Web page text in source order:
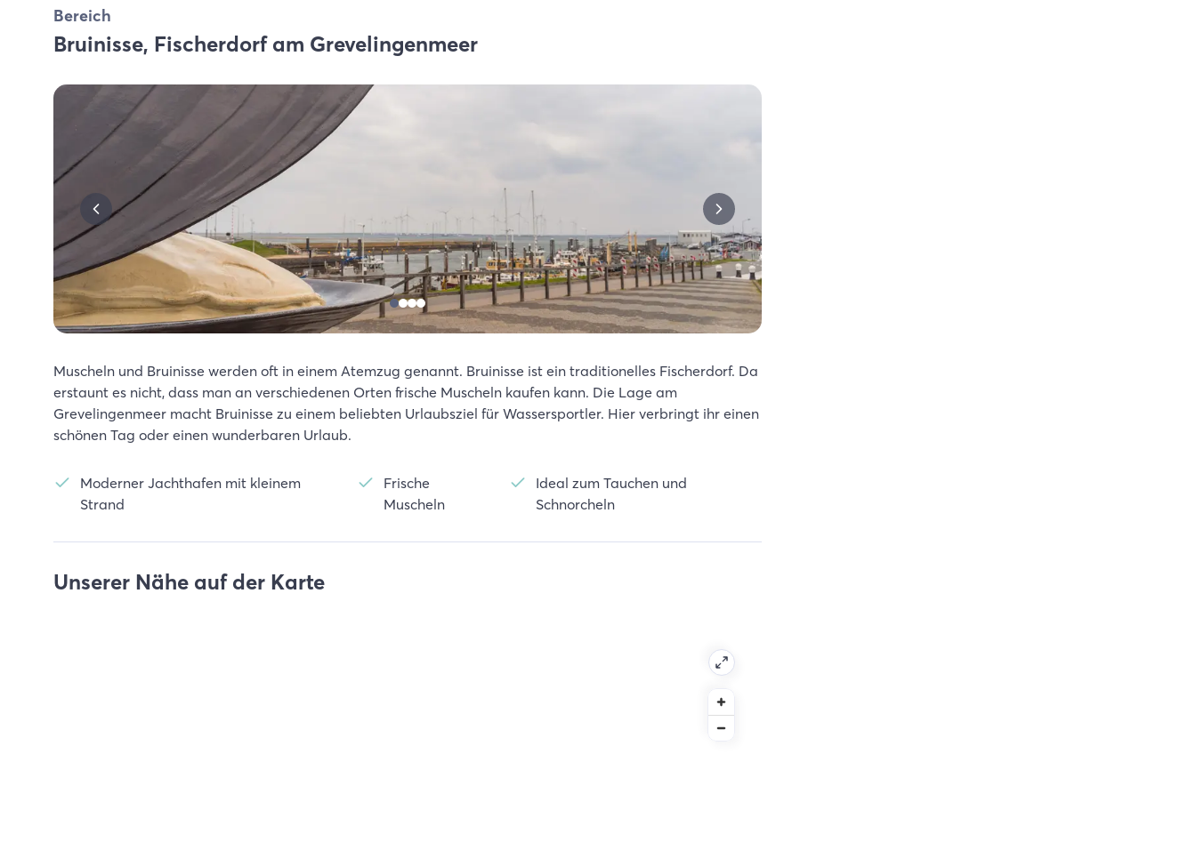
Bereich
Bruinisse, Fischerdorf am Grevelingenmeer
Muscheln und Bruinisse werden oft in einem Atemzug genannt. Bruinisse ist ein traditionelles Fischerdorf. Da
erstaunt es nicht, dass man an verschiedenen Orten frische Muscheln kaufen kann. Die Lage am
Grevelingenmeer macht Bruinisse zu einem beliebten Urlaubsziel für Wassersportler. Hier verbringt ihr einen
schönen Tag oder einen wunderbaren Urlaub.
Moderner Jachthafen mit kleinem
Strand
Frische
Muscheln
Ideal zum Tauchen und
Schnorcheln
Unserer Nähe auf der Karte